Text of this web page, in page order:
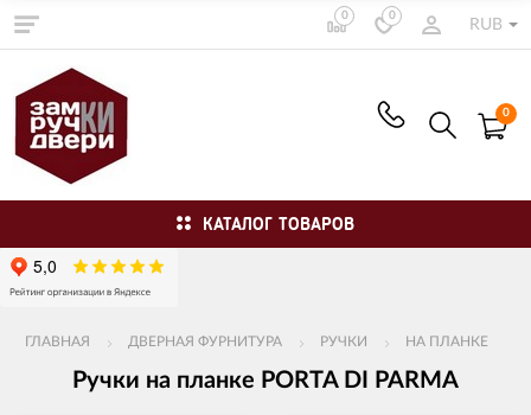
0 0
RUB
0
КАТАЛОГ ТОВАРОВ
ГЛАВНАЯ ДВЕРНАЯ ФУРНИТУРА РУЧКИ НА ПЛАНКЕ
Ручки на планке PORTA DI PARMA